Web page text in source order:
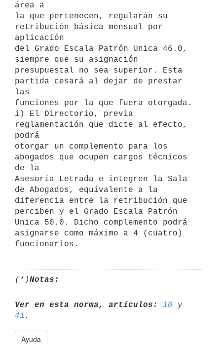
área a
la que pertenecen, regularán su
retribución básica mensual por
aplicación
del Grado Escala Patrón Unica 46.0,
siempre que su asignación
presupuestal no sea superior. Esta
partida cesará al dejar de prestar
las
funciones por la que fuera otorgada.
i) El Directorio, previa
reglamentación que dicte al efecto,
podrá
otorgar un complemento para los
abogados que ocupen cargos técnicos
de la
Asesoría Letrada e integren la Sala
de Abogados, equivalente a la
diferencia entre la retribución que
perciben y el Grado Escala Patrón
Unica 50.0. Dicho complemento podrá
asignarse como máximo a 4 (cuatro)
(*)Notas:
Ver en esta norma, artículos: 10
41
Ayuda